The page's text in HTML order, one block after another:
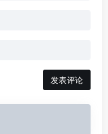
发表评论